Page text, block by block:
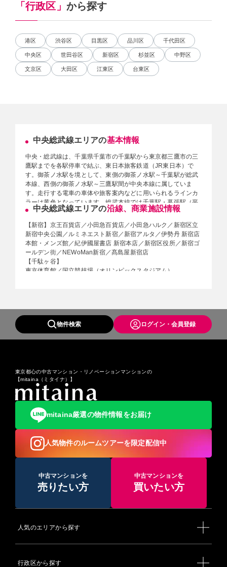
「行政区」 から探す
港区 渋谷区 目黒区 品川区 千代田区
中央区 世田谷区 新宿区 杉並区 中野区
文京区 大田区 江東区 台東区
中央総武線エリアの基本情報
中央・総武線は、千葉県千葉市の千葉駅から東京都三鷹市の三
鷹駅までを各駅停車で結ぶ、東日本旅客鉄道（JR東日本）で
す。御茶ノ水駅を境として、東側の御茶ノ水駅～千葉駅が総武
本線、西側の御茶ノ水駅～三鷹駅間が中央本線に属していま
す。走行する電車の車体や旅客案内などに用いられるラインカ
ラーは黄色となっています。総武本線では千葉駅・幕張駅（平
日のみ）・津田沼駅・西船橋駅、中央本線では御茶ノ水駅・中
野駅・三鷹駅を始発・終点とするかたちで運行されています。
朝の通勤ラッシュ時は約2～3分間隔、日中時間帯は約5分間隔
で運行されています。なお、千葉駅～津田沼駅間および中野駅
～三鷹駅間では運行間隔が広がっています。2006年11月から、
錦糸町駅を7時20分～9時20分までに発車する三鷹駅方面行きの
全電車の先頭車両に、女性専用車が設定されました。（実施区
中央総武線エリアの沿線、商業施設情報
【新宿】京王百貨店／小田急百貨店／小田急ハルク／新宿区立
新宿中央公園／ルミネエスト新宿／新宿アルタ／伊勢丹 新宿店
本館・メンズ館／紀伊國屋書店 新宿本店／新宿区役所／新宿ゴ
ールデン街／NEWoMan新宿／髙島屋新宿店
【千駄ヶ谷】
東京体育館／国立競技場（オリンピックスタジアム）
物件検索 ログイン・会員登録
東京都心の中古マンション・リノベーションマンションの
【mitaina（ミタイナ）】
mitaina厳選の物件情報をお届け
人気物件のルームツアーを限定配信中
中古マンションを
売りたい方
中古マンションを
買いたい方
人気のエリアから探す
行政区から探す